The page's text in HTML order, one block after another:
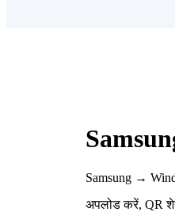
Samsung →
अपलोड करें, QR